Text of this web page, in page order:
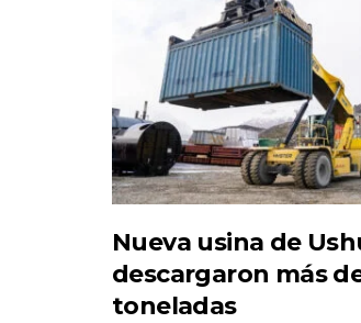
Nueva usina de
descargaron más
toneladas